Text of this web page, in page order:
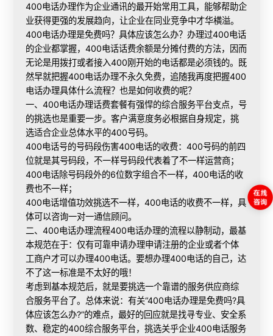
400电话办理作为企业通讯的最开始常用工具，能够帮助企
业获得更强的发展趋向，让企业在同业竞争中才华横溢。
400电话办理是免费吗？具体应该怎么办？办理过400电话
的企业都掌握，400电话话费余额是分摊付费的方法，因而
无论是用拨打或者接入400刚开始的电话都是必须钱的。既
然早就把握400电话办理不永久免费，追随我再度把握400
电话办理具体什么流程？也是如何收费的呢？
一、400电话办理话费套餐有强悍的综合服务平台支点，号
的挑选也是重要一步。客户满意度务必根据自身规定，挑
选适合企业总体水平的400号码。
400电话号的号码段伤害400电话的收费：400号码的前四
位就是其号码段，不一样号码段代表着了不一样运营商；
400电话除号码段外的6位数字组合不一样，400电话的收
费也不一样；
400电话增值功效挑选不一样，400电话的收费不一样，具
体可以咨询一对一通信顾问。
二、400电话办理流程400电话办理的流程以静制动，最基
本规范在于：仅有可靠申请办理申请注册的企业或者个体
工商户才可以办理400电话。要想办理400电话的自己，达
不了这一标准是不太好的哦！
考虑到基本规范后，就是要挑选一个靠谱的服务供应商综
合服务平台了。总体来说：有关“400电话办理是免费吗?具
体应该怎么办?”的难点，最好的回应就是找寻专业、安全系
数、稳定的400综合服务平台，挑选关乎企业400电话服务